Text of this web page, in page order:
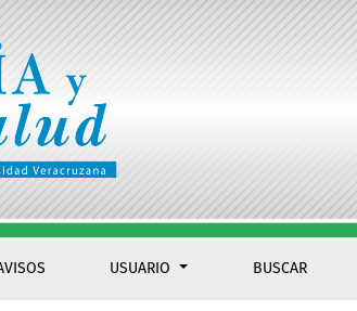
USUARIO BUSCAR